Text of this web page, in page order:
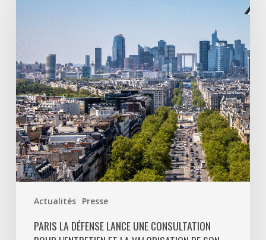
Actualités Presse
consultation
pour
l’entretien
et
la
valorisation
de
son
patrimoine
végétal
PARIS LA DÉFENSE LANCE UNE CONSULTATION